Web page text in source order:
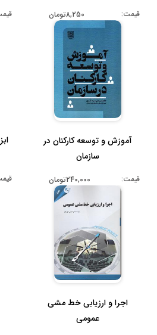
قیمت: 8,250تومان
آموزش و توسعه کارکنان در
سازمان
قیمت: 240,000تومان
اجرا و ارزیابی خط مشی
عمومی